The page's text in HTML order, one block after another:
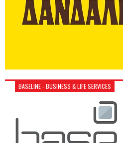
BASELINE - BUSINESS & LIFE SERVICES